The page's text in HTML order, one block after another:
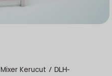
Mixer Kerucut / DLH-